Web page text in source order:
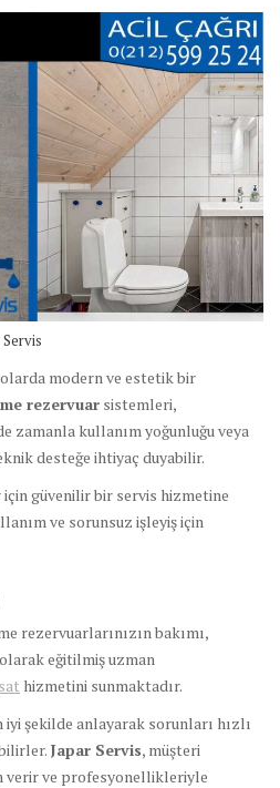
modern ve estetik bir
rezervuar sistemleri,
zamanla kullanım yoğunluğu veya
desteğe ihtiyaç duyabilir.
güvenilir bir servis hizmetine
ve sorunsuz işleyiş için
rezervuarlarınızın bakımı,
eğitilmiş uzman
hizmetini sunmaktadır.
şekilde anlayarak sorunları hızlı
Japar Servis, müşteri
verir ve profesyonellikleriyle